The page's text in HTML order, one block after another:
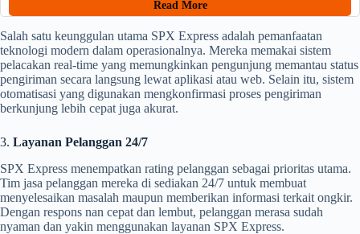
Read More
Salah satu keunggulan utama SPX Express adalah pemanfaatan
teknologi modern dalam operasionalnya. Mereka memakai sistem
pelacakan real-time yang memungkinkan pengunjung memantau status
pengiriman secara langsung lewat aplikasi atau web. Selain itu, sistem
otomatisasi yang digunakan mengkonfirmasi proses pengiriman
berkunjung lebih cepat juga akurat.
3. Layanan Pelanggan 24/7
SPX Express menempatkan rating pelanggan sebagai prioritas utama.
Tim jasa pelanggan mereka di sediakan 24/7 untuk membuat
menyelesaikan masalah maupun memberikan informasi terkait ongkir.
Dengan respons nan cepat dan lembut, pelanggan merasa sudah
nyaman dan yakin menggunakan layanan SPX Express.